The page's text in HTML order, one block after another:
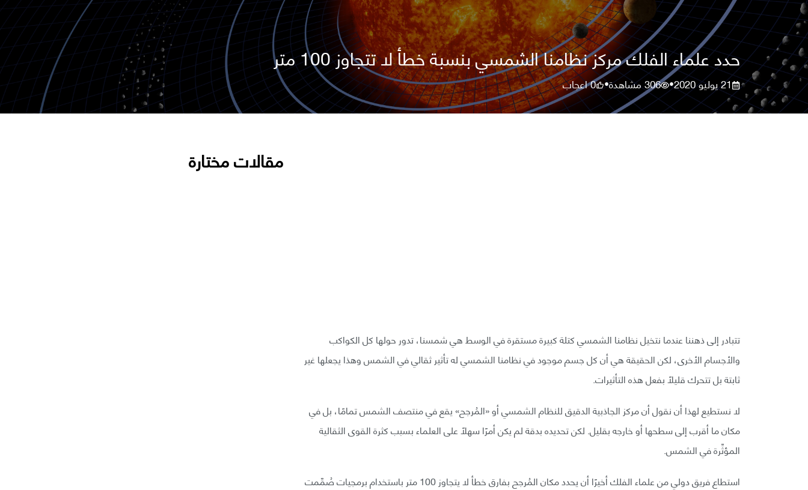
حدد علماء الفلك مركز نظامنا الشمسي بنسبة خطأ لا تتجاوز 100 متر
21 يوليو 2020 •
306مشاهدة•
0اعجاب
تتبادر إلى ذهننا عندما نتخيل نظامنا الشمسي كتلة كبيرة مستقرة في الوسط هي شمسنا، تدور حولها كل الكواكب
والأجسام الأخرى، لكن الحقيقة هي أن كل جسم موجود في نظامنا الشمسي له تأثير ثقالي في الشمس وهذا يجعلها غير
ثابتة بل تتحرك قليلًا بفعل هذه التأثيرات.
لا نستطيع لهذا أن نقول أن مركز الجاذبية الدقيق للنظام الشمسي أو «المُرجح» يقع في منتصف الشمس تمامًا، بل في
مكان ما أقرب إلى سطحها أو خارجه بقليل. لكن تحديده بدقة لم يكن أمرًا سهلًا على العلماء بسبب كثرة القوى الثقالية
المؤثِّرة في الشمس.
استطاع فريق دولي من علماء الفلك أخيرًا أن يحدد مكان المُرجح بفارق خطأ لا يتجاوز 100 متر باستخدام برمجيات صُمِّمت
مقالات مختارة